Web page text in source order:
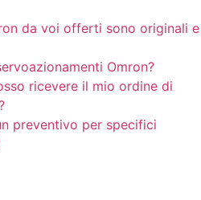
da voi offerti sono originali e
Omron?
ricevere il mio ordine di
preventivo per specifici